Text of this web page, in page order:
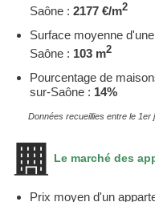
Saône : 2177 €/m2
Surface moyenne
Saône : 103 m2
Pourcentage de
sur-Saône : 14%
Données recueillies entre le 1er
Le marché des
Prix moyen d'un